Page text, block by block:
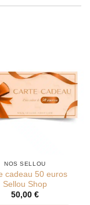
NOS SELLOU
cadeau 50 euros
Sellou Shop
50,00 €